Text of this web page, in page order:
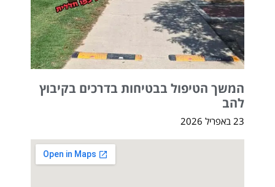
המשך הטיפול בבטיחות בדרכים בקיבוץ
להב
23 באפריל 2026